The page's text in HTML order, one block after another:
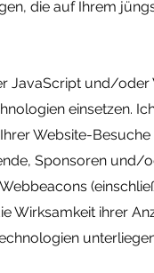
die auf Ihrem
JavaScript und/oder
einsetzen.
Website-
Sponsoren und/
ihrer